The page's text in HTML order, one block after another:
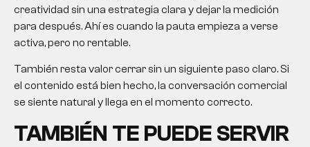
creatividad sin una estrategia clara y dejar la medición
para después. Ahí es cuando la pauta empieza a verse
activa, pero no rentable.
También resta valor cerrar sin un siguiente paso claro. Si
el contenido está bien hecho, la conversación comercial
se siente natural y llega en el momento correcto.
TAMBIÉN TE PUEDE SERVIR